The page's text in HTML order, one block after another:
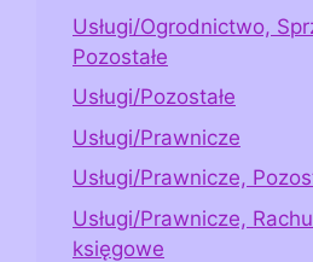
Usługi/Ogrodnictwo,
Pozostałe
Usługi/Pozostałe
Usługi/Prawnicze
Usługi/Prawnicze,
Usługi/Prawnicze,
księgowe